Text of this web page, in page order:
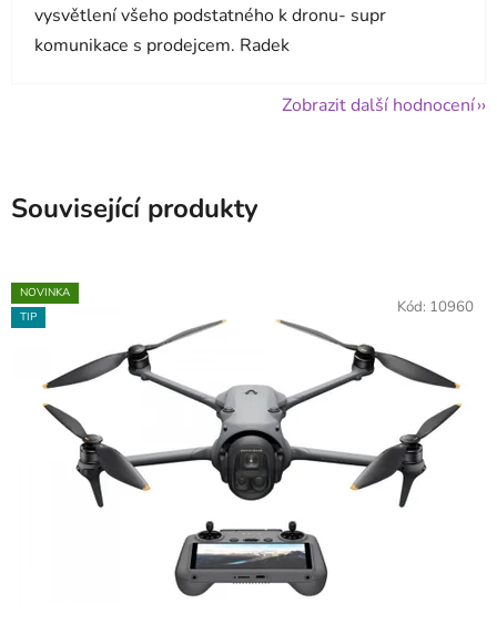
vysvětlení všeho podstatného k dronu- supr
komunikace s prodejcem. Radek
Zobrazit další hodnocení
Související produkty
NOVINKA
TIP
Kód: 10960